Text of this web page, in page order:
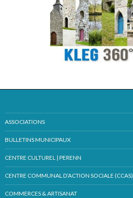
ASSOCIATIONS
BULLETINS MUNICIPAUX
CENTRE CULTUREL | PERENN
CENTRE COMMUNAL D’ACTION SOCIALE (CCAS)
COMMERCES & ARTISANAT